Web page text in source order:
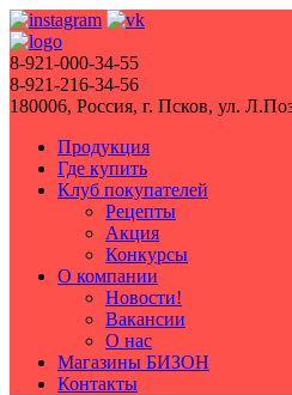
8-921-000-34-55
8-921-216-34-56
180006, Россия, г. Псков, ул.
Продукция
Где купить
Клуб покупателей
Рецепты
Акция
Конкурсы
О компании
Новости!
Вакансии
О нас
Магазины БИЗОН
Контакты